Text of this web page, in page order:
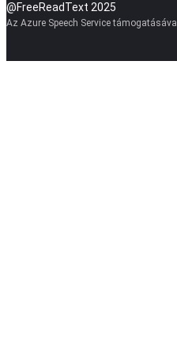
@FreeReadText 2025
Az Azure Speech Service támogatásával